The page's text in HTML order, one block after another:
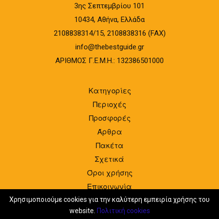
3ης Σεπτεμβρίου 101
10434, Αθήνα, Ελλάδα
2108838314/15, 2108838316 (FAX)
info@thebestguide.gr
ΑΡΙΘΜΟΣ Γ.Ε.Μ.Η.: 132386501000
Κατηγορίες
Περιοχές
Προσφορές
Άρθρα
Πακέτα
Σχετικά
Όροι χρήσης
Επικοινωνία
Είσοδος
Χρησιμοποιούμε cookies για την καλύτερη εμπειρία χρήσης του
website. Πολιτική cookies